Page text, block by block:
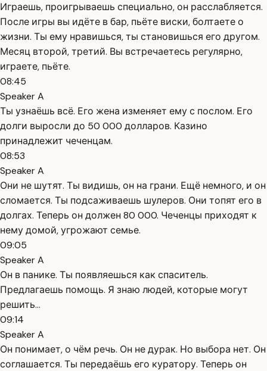
Играешь, проигрываешь специально, он расслабляется.
После игры вы идёте в бар, пьёте виски, болтаете о
жизни. Ты ему нравишься, ты становишься его другом.
Месяц второй, третий. Вы встречаетесь регулярно,
играете, пьёте.
08:45
Speaker A
Ты узнаёшь всё. Его жена изменяет ему с послом. Его
долги выросли до 50 000 долларов. Казино
принадлежит чеченцам.
08:53
Speaker A
Они не шутят. Ты видишь, он на грани. Ещё немного, и он
сломается. Ты подсаживаешь шулеров. Они топят его в
долгах. Теперь он должен 80 000. Чеченцы приходят к
нему домой, угрожают семье.
09:05
Speaker A
Он в панике. Ты появляешься как спаситель.
Предлагаешь помощь. Я знаю людей, которые могут
решить...
09:14
Speaker A
Он понимает, о чём речь. Он не дурак. Но выбора нет. Он
соглашается. Ты передаёшь его куратору. Теперь он